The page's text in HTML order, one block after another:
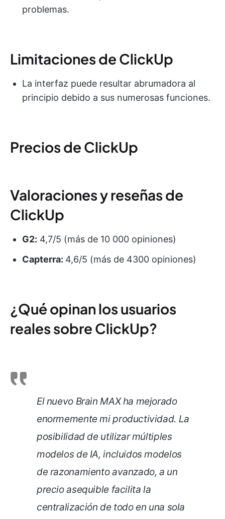
problemas.
Limitaciones de ClickUp
La interfaz puede resultar abrumadora al
principio debido a sus numerosas funciones.
Precios de ClickUp
Valoraciones y reseñas de
ClickUp
G2: 4,7/5 (más de 10 000 opiniones)
Capterra: 4,6/5 (más de 4300 opiniones)
¿Qué opinan los usuarios
reales sobre ClickUp?
El nuevo Brain MAX ha mejorado
enormemente mi productividad. La
posibilidad de utilizar múltiples
modelos de IA, incluidos modelos
de razonamiento avanzado, a un
precio asequible facilita la
centralización de todo en una sola